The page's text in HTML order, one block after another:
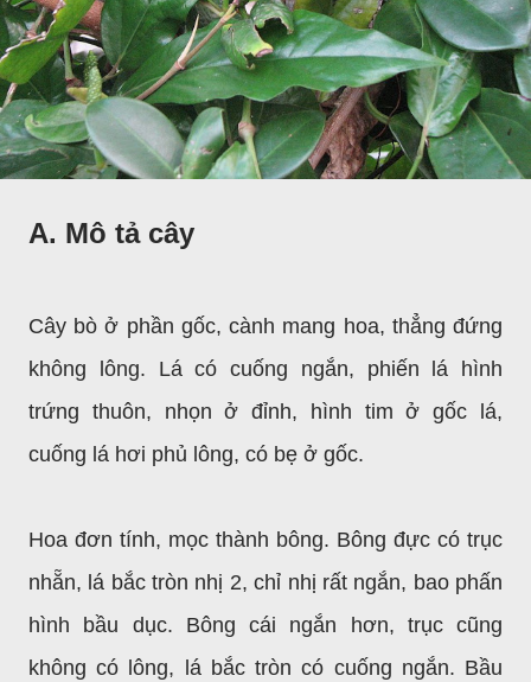
A. Mô tả cây
Cây bò ở phần gốc, cành mang hoa, thẳng đứng
không lông. Lá có cuống ngắn, phiến lá hình
trứng thuôn, nhọn ở đỉnh, hình tim ở gốc lá,
cuống lá hơi phủ lông, có bẹ ở gốc.
Hoa đơn tính, mọc thành bông. Bông đực có trục
nhẵn, lá bắc tròn nhị 2, chỉ nhị rất ngắn, bao phấn
hình bầu dục. Bông cái ngắn hơn, trục cũng
không có lông, lá bắc tròn có cuống ngắn. Bầu